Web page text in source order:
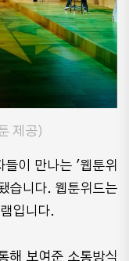
제공)
들이 만나는 '웹툰위
습니다. 웹툰위드는
입니다.
해 보여준 소통방식